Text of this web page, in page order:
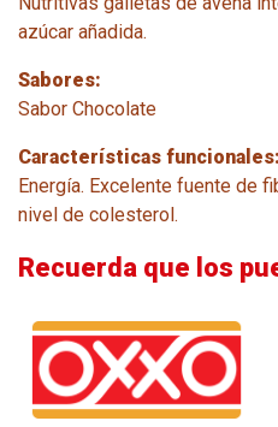
azúcar añadida.
Sabores:
Sabor Chocolate
Características funcionales:
Energía. Excelente fuente de
nivel de colesterol.
Recuerda que los